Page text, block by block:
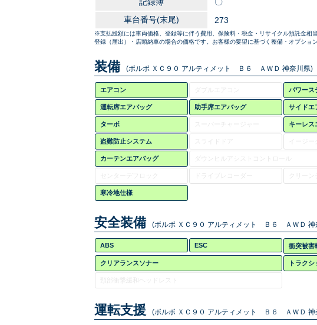
車台番号(末尾)
273
※支払総額には車両価格、登録等に伴う費用、保険料・税金・リサイクル預託金相
登録（届出）・店頭納車の場合の価格です。お客様の要望に基づく整備・オプショ
装備 (ボルボ ＸＣ９０ アルティメット Ｂ６ ＡＷＤ 神奈川県)
エアコン ダブルエアコン パワース
運転席エアバッグ 助手席エアバッグ サイドエ
ターボ キーレス
盗難防止システム スライドドア
カーテンエアバッグ ダウンヒルアシストコントロール
センターデフロック ドライブレコーダー
寒冷地仕様
安全装備 (ボルボ ＸＣ９０ アルティメット Ｂ６ ＡＷＤ 神
ABS ESC 衝突被害
クリアランスソナー トラク
頸部衝撃緩和ヘッドレスト
運転支援 (ボルボ ＸＣ９０ アルティメット Ｂ６ ＡＷＤ 神